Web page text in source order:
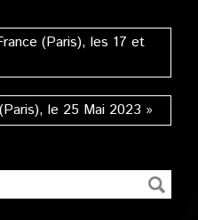
(Paris), les 17 et
le 25 Mai 2023 »